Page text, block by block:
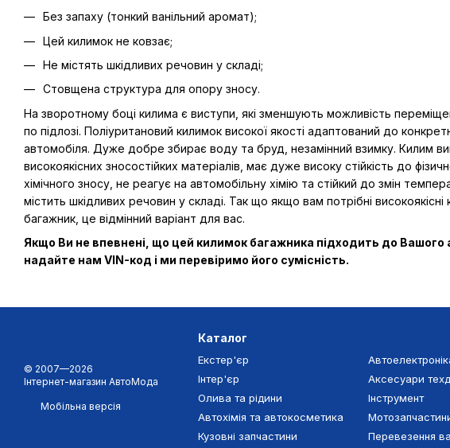
Без запаху (тонкий ванільний аромат);
Цей килимок не ковзає;
Не містять шкідливих речовин у складі;
Стовщена структура для опору зносу.
На зворотному боці килима є виступи, які зменшують можливість
по підлозі. Поліуритановий килимок високої якості адаптований до
автомобіля. Дуже добре збирає воду та бруд, незамінний взимку. Килим
високоякісних зносостійких матеріалів, має дуже високу стійкість до
хімічного зносу, не реагує на автомобільну хімію та стійкий до змін
містить шкідливих речовин у складі. Так що якщо вам потрібні високоякісні
багажник, це відмінний варіант для вас.
Якщо Ви не впевнені, що цей килимок багажника підходить до Вашого
надайте нам VIN-код і ми перевіримо його сумісність.
© 2007—2026
Інтернет-магазин АвтоМода
Мобільна версія
Каталог
Екстер'єр
Інтер'єр
Олива та рідини
Автохімія та автокосметика
Кузовні запчастини
Аксесуари
Інструмент
Перевезення